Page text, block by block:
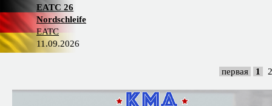
EATC 26
Nordschleife
EATC
11.09.2026
первая 1